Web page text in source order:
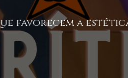
favorecem a